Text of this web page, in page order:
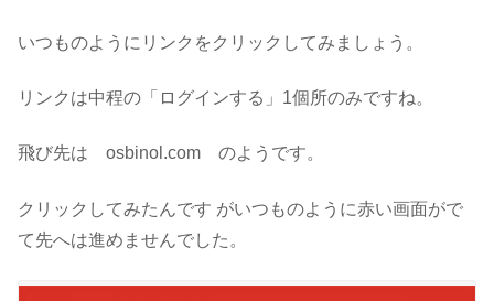
いつものようにリンクをクリックしてみましょう。
リンクは中程の「ログインする」1個所のみですね。
飛び先は osbinol.com のようです。
クリックしてみたんです がいつものように赤い画面がで
て先へは進めませんでした。